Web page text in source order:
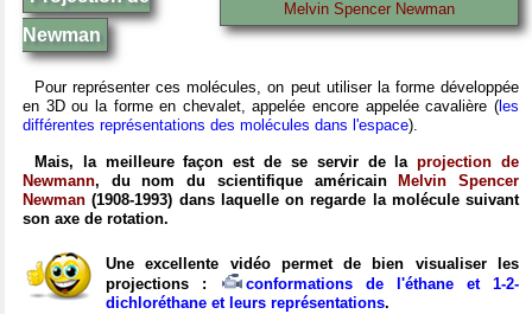
Melvin Spencer Newman
Newman
Pour représenter ces molécules, on peut utiliser la forme développée
en 3D ou la forme en chevalet, appelée encore appelée cavalière ( les
différentes représentations des molécules dans l'espace).
Mais, la meilleure façon est de se servir de laprojection de
Newmann, du nom du scientifique américain
Melvin Spencer
Newman (1908-1993) dans laquelle on regarde la molécule suivant
son axe de rotation.
Une excellente vidéo permet de bien visualiser les
projections :
conformations de l'éthane et 1-2-
dichloréthane et leurs représentations.